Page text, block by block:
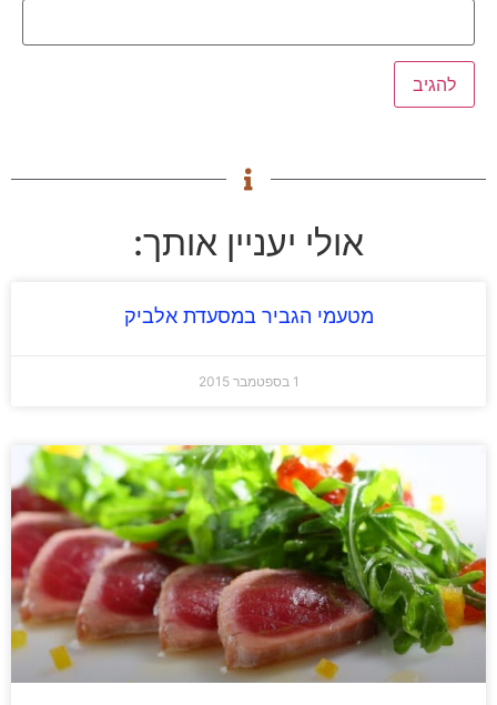
אולי יעניין אותך:
מטעמי הגביר במסעדת אלביק